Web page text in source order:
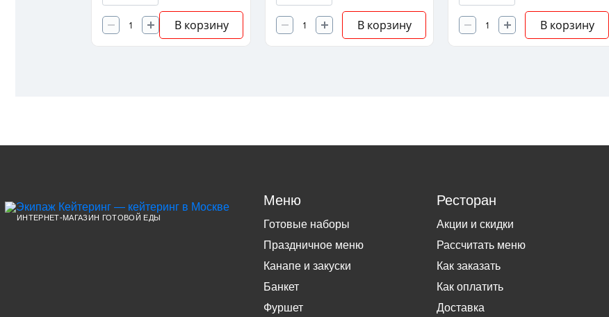
В корзину В корзину В корзину
ИНТЕРНЕТ-МАГАЗИН ГОТОВОЙ ЕДЫ
Меню
Готовые наборы
Праздничное меню
Канапе и закуски
Банкет
Фуршет
Ресторан
Акции и скидки
Рассчитать меню
Как заказать
Как оплатить
Доставка